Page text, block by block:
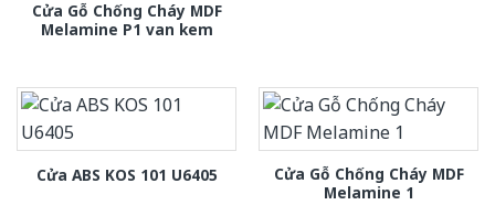
Cửa Gỗ Chống Cháy MDF
Melamine P1 van kem
Cửa ABS KOS 101 U6405
Cửa Gỗ Chống Cháy MDF
Melamine 1